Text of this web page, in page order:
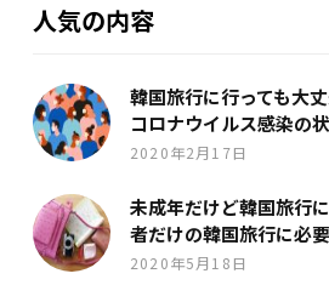
人気の内容
韓国旅行に行っても大
コロナウイルス感染の
2020年2月17日
未成年だけど韓国旅行
者だけの韓国旅行に必
2020年5月18日